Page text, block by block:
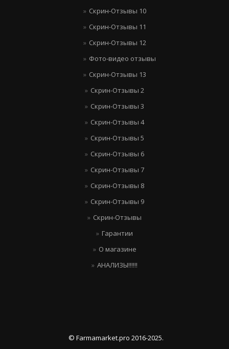
Скрин-Отзывы 10
Скрин-Отзывы 11
Скрин-Отзывы 12
Фото-видео отзывы
Скрин-Отзывы 13
Скрин-Отзывы 2
Скрин-Отзывы 3
Скрин-Отзывы 4
Скрин-Отзывы 5
Скрин-Отзывы 6
Скрин-Отзывы 7
Скрин-Отзывы 8
Скрин-Отзывы 9
Скрин-Отзывы
Гарантии
О магазине
АНАЛИЗЫ!!!!!!
© Farmamarket.pro 2016-2025.